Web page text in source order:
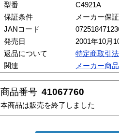
型番
C4921A
保証条件
メーカー保証
JANコード
発売日
2001年10月
返品について
特定商取引
関連
メーカー商
商品番号 41067760
本商品は販売を終了しました